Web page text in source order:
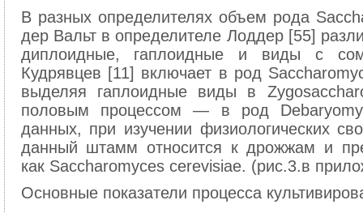
В разных определителях объем рода
дер Вальт в определителе Лоддер [55]
диплоидные, гаплоидные и виды с
Кудрявцев [11] включает в род
выделяя гаплоидные виды в
половым процессом — в род
данных, при изучении физиологических
данный штамм относится к дрожжам и
как Saccharomyces сеrеvisiае. (рис.3.в
Основные показатели процесса